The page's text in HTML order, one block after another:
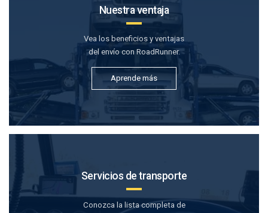
Nuestra ventaja
Vea los beneficios y ventajas
del envío con RoadRunner.
Aprende más
Servicios de transporte
Conozca la lista completa de